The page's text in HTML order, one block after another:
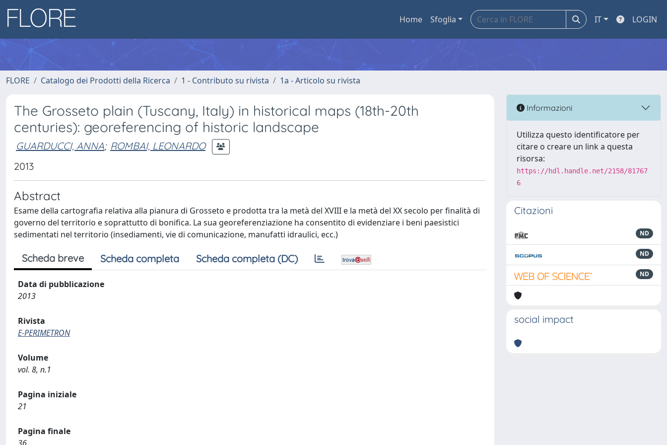
Home Sfoglia IT LOGIN
FLORE Catalogo dei Prodotti della Ricerca 1 - Contributo su rivista 1a - Articolo su rivista
The Grosseto plain (Tuscany, Italy) in historical maps (18th-20th
centuries): georeferencing of historic landscape
GUARDUCCI, ANNA; ROMBAI, LEONARDO
2013
Abstract
Esame della cartografia relativa alla pianura di Grosseto e prodotta tra la metà del XVIII e la metà del XX secolo per finalità di
governo del territorio e soprattutto di bonifica. La sua georeferenziazione ha consentito di evidenziare i beni paesistici
sedimentati nel territorio (insediamenti, vie di comunicazione, manufatti idraulici, ecc.)
Scheda breve Scheda completa Scheda completa (DC)
Data di pubblicazione
2013
Rivista
E-PERIMETRON
Volume
vol. 8, n.1
Pagina iniziale
21
Pagina finale
Informazioni
Utilizza questo identificatore per
citare o creare un link a questa
risorsa:
https://hdl.handle.net/2158/81767
6
Citazioni
ND
ND
ND
social impact